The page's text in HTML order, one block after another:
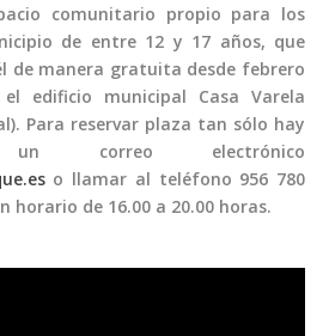
comunitario propio para los
de entre 12 y 17 años, que
de manera gratuita desde febrero
edificio municipal Casa Varela
Para reservar plaza tan sólo hay
correo electrónico
o llamar al teléfono 956 780
horario de 16.00 a 20.00 horas.